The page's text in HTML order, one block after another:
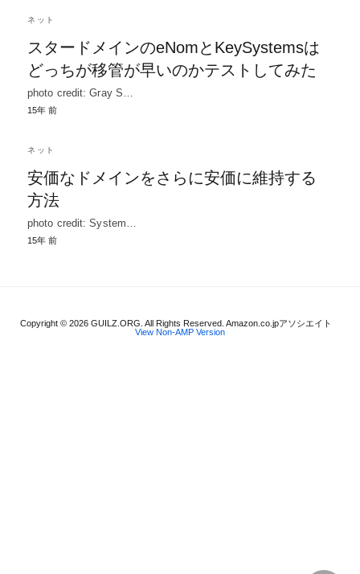
ネット
スタードメインのeNomとKeySystemsは
どっちが移管が早いのかテストしてみた
photo credit: Gray S…
15年 前
ネット
安価なドメインをさらに安価に維持する
方法
photo credit: System…
15年 前
Copyright © 2026 GUILZ.ORG. All Rights Reserved. Amazon.co.jpアソシエイト
View Non-AMP Version